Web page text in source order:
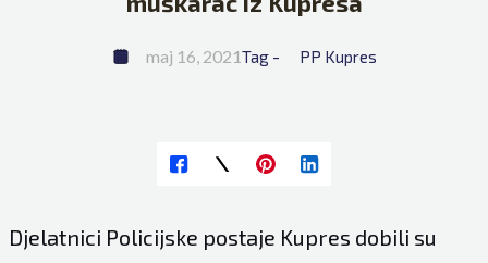
maj 16, 2021Tag - PP Kupres
Djelatnici Policijske postaje Kupres dobili su